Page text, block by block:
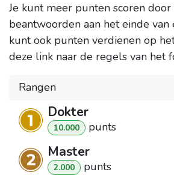
Je kunt meer punten scoren
beantwoorden aan het einde van
kunt ook punten verdienen op
deze link naar de regels van het
Rangen
Dokter
10.000 punts
Master
2.000 punts